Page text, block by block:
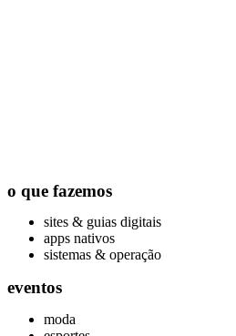
o que fazemos
sites & guias digitais
apps nativos
sistemas & operação
eventos
moda